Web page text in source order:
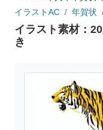
イラストAC
年賀状
イラスト素材：
き